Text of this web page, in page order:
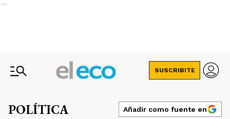
Ads
SUSCRIBITE
POLÍTICA Añadir como fuente en